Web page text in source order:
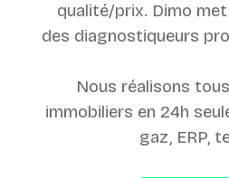
qualité/prix. Dimo
des diagnostiqueurs
Nous réalisons
immobiliers en 24h